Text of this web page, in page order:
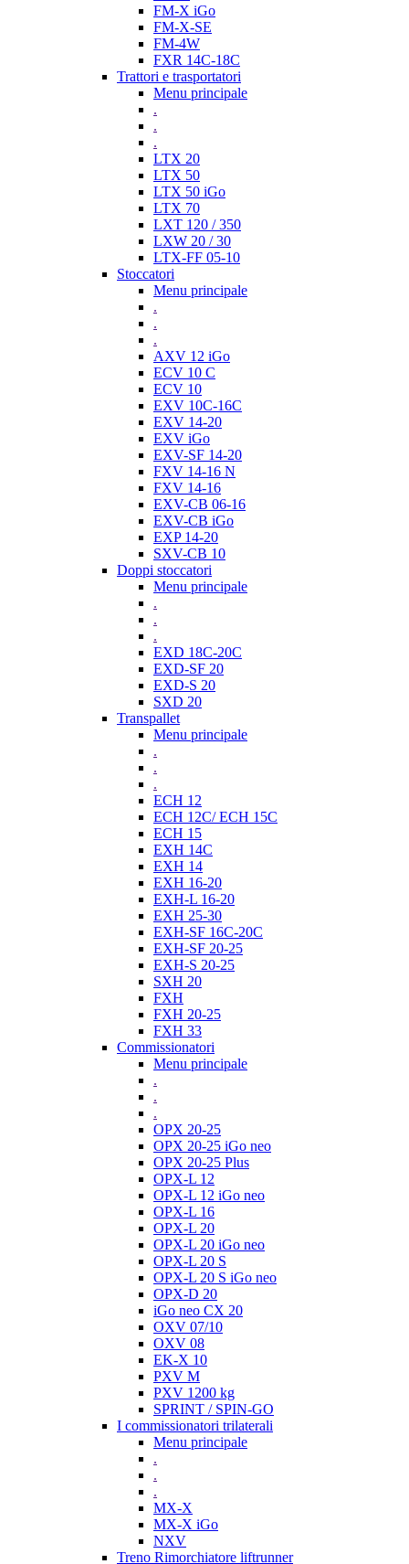
FM-X iGo
FM-X-SE
FM-4W
FXR 14C-18C
Trattori e trasportatori
Menu principale
.
.
.
LTX 20
LTX 50
LTX 50 iGo
LTX 70
LXT 120 / 350
LXW 20 / 30
LTX-FF 05-10
Stoccatori
Menu principale
.
.
.
AXV 12 iGo
ECV 10 C
ECV 10
EXV 10C-16C
EXV 14-20
EXV iGo
EXV-SF 14-20
FXV 14-16 N
FXV 14-16
EXV-CB 06-16
EXV-CB iGo
EXP 14-20
SXV-CB 10
Doppi stoccatori
Menu principale
.
.
.
EXD 18C-20C
EXD-SF 20
EXD-S 20
SXD 20
Transpallet
Menu principale
.
.
.
ECH 12
ECH 12C/ ECH 15C
ECH 15
EXH 14C
EXH 14
EXH 16-20
EXH-L 16-20
EXH 25-30
EXH-SF 16C-20C
EXH-SF 20-25
EXH-S 20-25
SXH 20
FXH
FXH 20-25
FXH 33
Commissionatori
Menu principale
.
.
.
OPX 20-25
OPX 20-25 iGo neo
OPX 20-25 Plus
OPX-L 12
OPX-L 12 iGo neo
OPX-L 16
OPX-L 20
OPX-L 20 iGo neo
OPX-L 20 S
OPX-L 20 S iGo neo
OPX-D 20
iGo neo CX 20
OXV 07/10
OXV 08
EK-X 10
PXV M
PXV 1200 kg
SPRINT / SPIN-GO
I commissionatori trilaterali
Menu principale
.
.
.
MX-X
MX-X iGo
NXV
Treno Rimorchiatore liftrunner